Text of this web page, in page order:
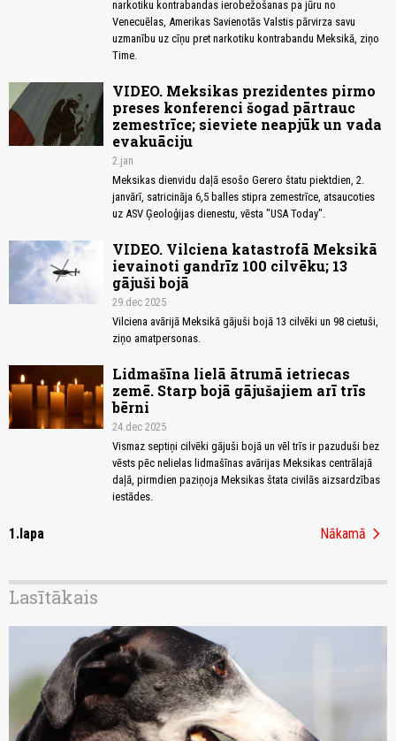
narkotiku kontrabandas ierobežošanas pa jūru no
Venecuēlas, Amerikas Savienotās Valstis pārvirza savu
uzmanību uz cīņu pret narkotiku kontrabandu Meksikā, ziņo
Time.
VIDEO. Meksikas prezidentes pirmo
preses konferenci šogad pārtrauc
zemestrīce; sieviete neapjūk un vada
evakuāciju
2.jan
Meksikas dienvidu daļā esošo Gerero štatu piektdien, 2.
janvārī, satricināja 6,5 ​​balles stipra zemestrīce, atsaucoties
uz ASV Ģeoloģijas dienestu, vēsta "USA Today".
VIDEO. Vilciena katastrofā Meksikā
ievainoti gandrīz 100 cilvēku; 13
gājuši bojā
29.dec 2025
Vilciena avārijā Meksikā gājuši bojā 13 cilvēki un 98 cietuši,
ziņo amatpersonas.
Lidmašīna lielā ātrumā ietriecas
zemē. Starp bojā gājušajiem arī trīs
bērni
24.dec 2025
Vismaz septiņi cilvēki gājuši bojā un vēl trīs ir pazuduši bez
vēsts pēc nelielas lidmašīnas avārijas Meksikas centrālajā
daļā, pirmdien paziņoja Meksikas štata civilās aizsardzības
iestādes.
1.lapa Nākamā chevron_right
Lasītākais